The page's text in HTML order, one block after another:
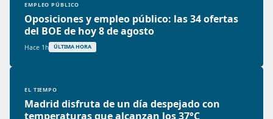
EMPLEO PÚBLICO
Oposiciones y empleo público: las 34 ofertas
del BOE de hoy 8 de agosto
Hace 1h ÚLTIMA HORA
EL TIEMPO
Madrid disfruta de un día despejado con
temperaturas que alcanzan los 37°C